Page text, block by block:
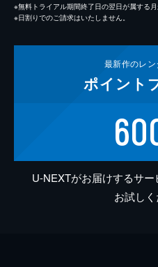
※無料トライアル期間終了日の翌日が属する月
※日割りでのご請求はいたしません。
最新作のレ
ポイント
U-NEXTがお届けするサ
お試しく